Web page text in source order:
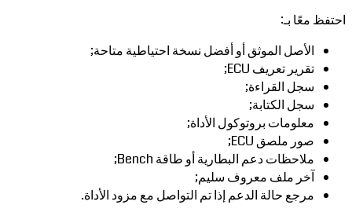
احتفظ معًا بـ:
الأصل الموثق أو أفضل نسخة احتياطية متاحة;
تقرير تعريف ECU;
سجل القراءة;
سجل الكتابة;
معلومات بروتوكول الأداة;
صور ملصق ECU;
ملاحظات دعم البطارية أو طاقة Bench;
آخر ملف معروف سليم;
مرجع حالة الدعم إذا تم التواصل مع مزود الأداة.